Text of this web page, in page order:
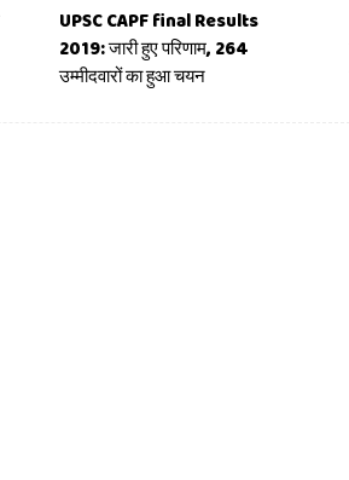
UPSC CAPF final Results
2019: जारी हुए परिणाम, 264
उम्मीदवारों का हुआ चयन